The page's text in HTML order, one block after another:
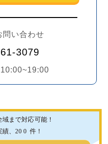
問い合わせ
3079
域まで対応可能！
績、20 0 件！